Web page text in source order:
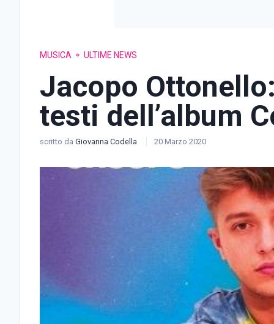
MUSICA ULTIME NEWS
Jacopo
testi dell’album
scritto da Giovanna Codella 20 Marzo 2020